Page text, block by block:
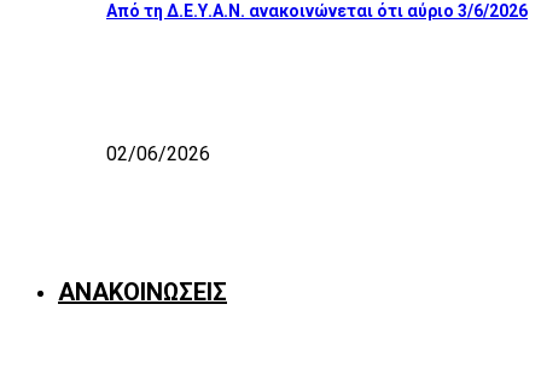
Από τη Δ.Ε.Υ.Α.Ν. ανακοινώνεται ότι αύριο 3/6/2026
02/06/2026
ΑΝΑΚΟΙΝΩΣΕΙΣ